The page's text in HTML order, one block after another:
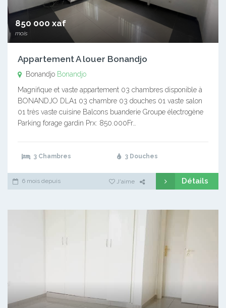
850 000 xaf
mois
Appartement A louer Bonandjo
Bonandjo Bonandjo
Magnifique et vaste appartement 03 chambres disponible à
BONANDJO DLA1 03 chambre 03 douches 01 vaste salon
01 très vaste cuisine Balcons buanderie Groupe électrogène
Parking forage gardin Prx: 850.000Fr…
3 Chambres 3 Douches
6 mois depuis J'aime Détails